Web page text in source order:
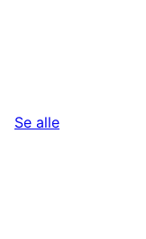
Se alleomtalene